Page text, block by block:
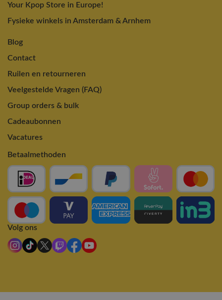
Your Kpop Store in Europe!
Fysieke winkels in Amsterdam & Arnhem
Blog
Contact
Ruilen en retourneren
Veelgestelde Vragen (FAQ)
Group orders & bulk
Cadeaubonnen
Vacatures
Betaalmethoden
Volg ons